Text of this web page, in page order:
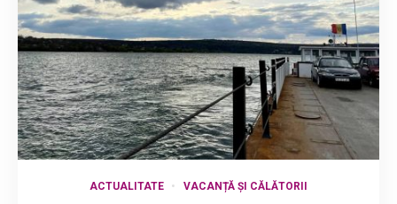
ACTUALITATE VACANȚĂ ȘI CĂLĂTORII